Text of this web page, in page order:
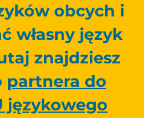
obcych i
własny język
znajdziesz
partnera do
językowego